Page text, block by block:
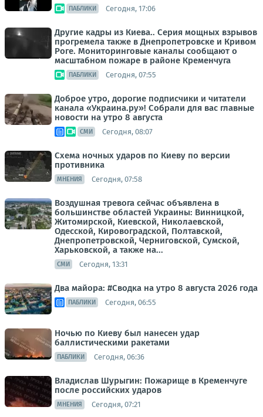
ПАБЛИКИ Сегодня, 17:06
Другие кадры из Киева.. Серия мощных взрывов
прогремела также в Днепропетровске и Кривом
Роге. Мониторинговые каналы сообщают о
масштабном пожаре в районе Кременчуга
ПАБЛИКИ Сегодня, 07:55
Доброе утро, дорогие подписчики и читатели
канала «Украина.ру»! Собрали для вас главные
новости на утро 8 августа
СМИ Сегодня, 08:07
Схема ночных ударов по Киеву по версии
противника
МНЕНИЯ Сегодня, 07:58
Воздушная тревога сейчас объявлена в
большинстве областей Украины: Винницкой,
Житомирской, Киевской, Николаевской,
Одесской, Кировоградской, Полтавской,
Днепропетровской, Черниговской, Сумской,
Харьковской, а также на...
СМИ Сегодня, 13:31
Два майора: #Сводка на утро 8 августа 2026 года
ПАБЛИКИ Сегодня, 06:55
Ночью по Киеву был нанесен удар
баллистическими ракетами
ПАБЛИКИ Сегодня, 06:36
Владислав Шурыгин: Пожарище в Кременчуге
после российских ударов
МНЕНИЯ Сегодня, 07:21